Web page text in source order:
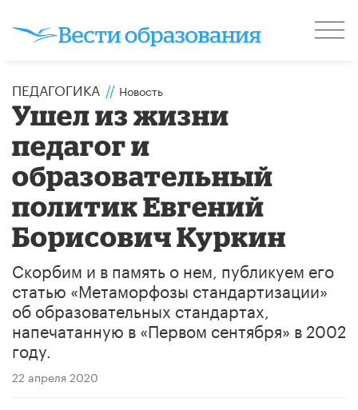
ПЕДАГОГИКА // Новость
Ушел из жизни
педагог и
образовательный
политик Евгений
Борисович Куркин
Скорбим и в память о нем, публикуем его
статью «Метаморфозы стандартизации»
об образовательных стандартах,
напечатанную в «Первом сентября» в 2002
году.​
22 апреля 2020